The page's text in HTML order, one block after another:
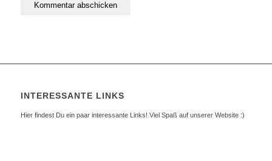
INTERESSANTE LINKS
Hier findest Du ein paar interessante Links! Viel Spaß auf unserer Website :)